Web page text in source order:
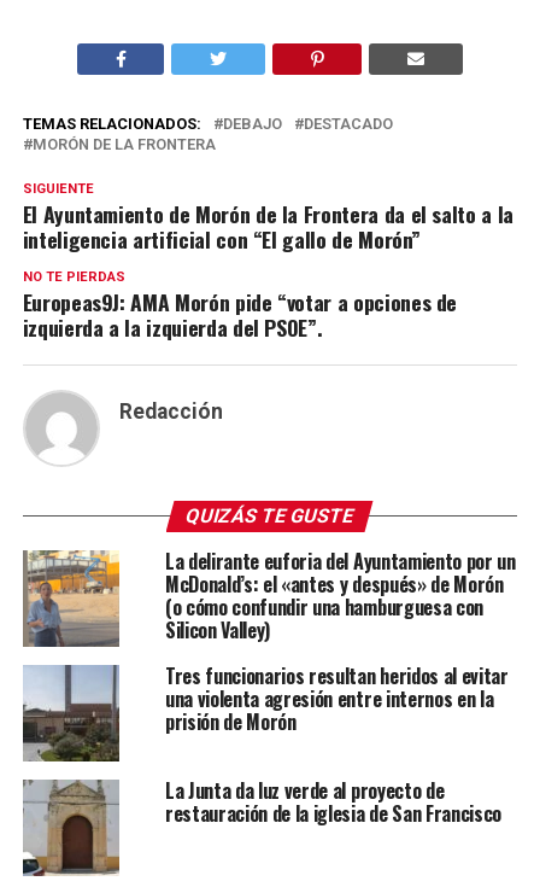
TEMAS RELACIONADOS: DEBAJO
DESTACADO
MORÓN DE LA FRONTERA
SIGUIENTE
El Ayuntamiento de Morón de la Frontera da el salto a la
inteligencia artificial con “El gallo de Morón”
NO TE PIERDAS
Europeas9J: AMA Morón pide “votar a opciones de
izquierda a la izquierda del PSOE”.
Redacción
QUIZÁS TE GUSTE
La delirante euforia del Ayuntamiento por un
McDonald’s: el «antes y después» de Morón
(o cómo confundir una hamburguesa con
Silicon Valley)
Tres funcionarios resultan heridos al evitar
una violenta agresión entre internos en la
prisión de Morón
La Junta da luz verde al proyecto de
restauración de la iglesia de San Francisco